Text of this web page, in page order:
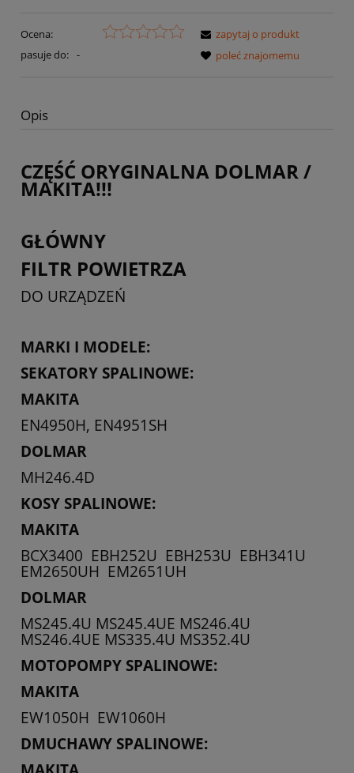
Ocena:
pasuje do: -
zapytaj o produkt
poleć znajomemu
Opis
CZĘŚĆ ORYGINALNA DOLMAR /
MAKITA!!!
GŁÓWNY
FILTR POWIETRZA
DO URZĄDZEŃ
MARKI I MODELE:
SEKATORY SPALINOWE:
MAKITA
EN4950H, EN4951SH
DOLMAR
MH246.4D
KOSY SPALINOWE:
MAKITA
BCX3400 EBH252U EBH253U EBH341U
EM2650UH EM2651UH
DOLMAR
MS245.4U MS245.4UE MS246.4U
MS246.4UE MS335.4U MS352.4U
MOTOPOMPY SPALINOWE:
MAKITA
EW1050H EW1060H
DMUCHAWY SPALINOWE: